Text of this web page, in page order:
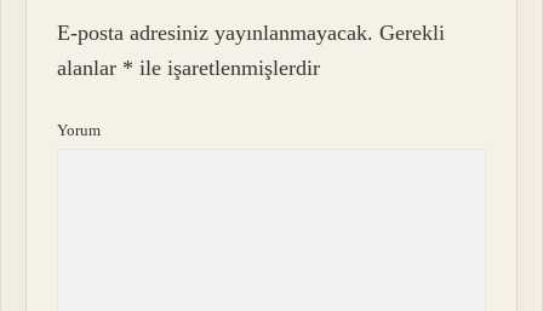
E-posta adresiniz yayınlanmayacak. Gerekli
alanlar * ile işaretlenmişlerdir
Yorum